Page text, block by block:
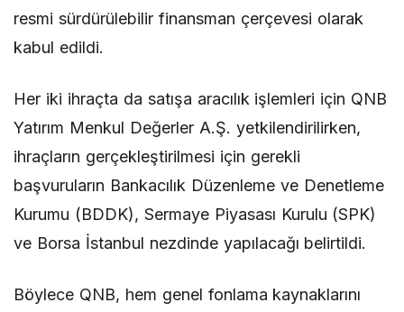
resmi sürdürülebilir finansman çerçevesi olarak
kabul edildi.
Her iki ihraçta da satışa aracılık işlemleri için QNB
Yatırım Menkul Değerler A.Ş. yetkilendirilirken,
ihraçların gerçekleştirilmesi için gerekli
başvuruların Bankacılık Düzenleme ve Denetleme
Kurumu (BDDK), Sermaye Piyasası Kurulu (SPK)
ve Borsa İstanbul nezdinde yapılacağı belirtildi.
Böylece QNB, hem genel fonlama kaynaklarını